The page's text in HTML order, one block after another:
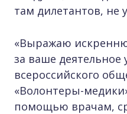
там дилетантов, не
«Выражаю
за ваше деятельное
всероссийского
«Волонтеры-
помощью врачам,